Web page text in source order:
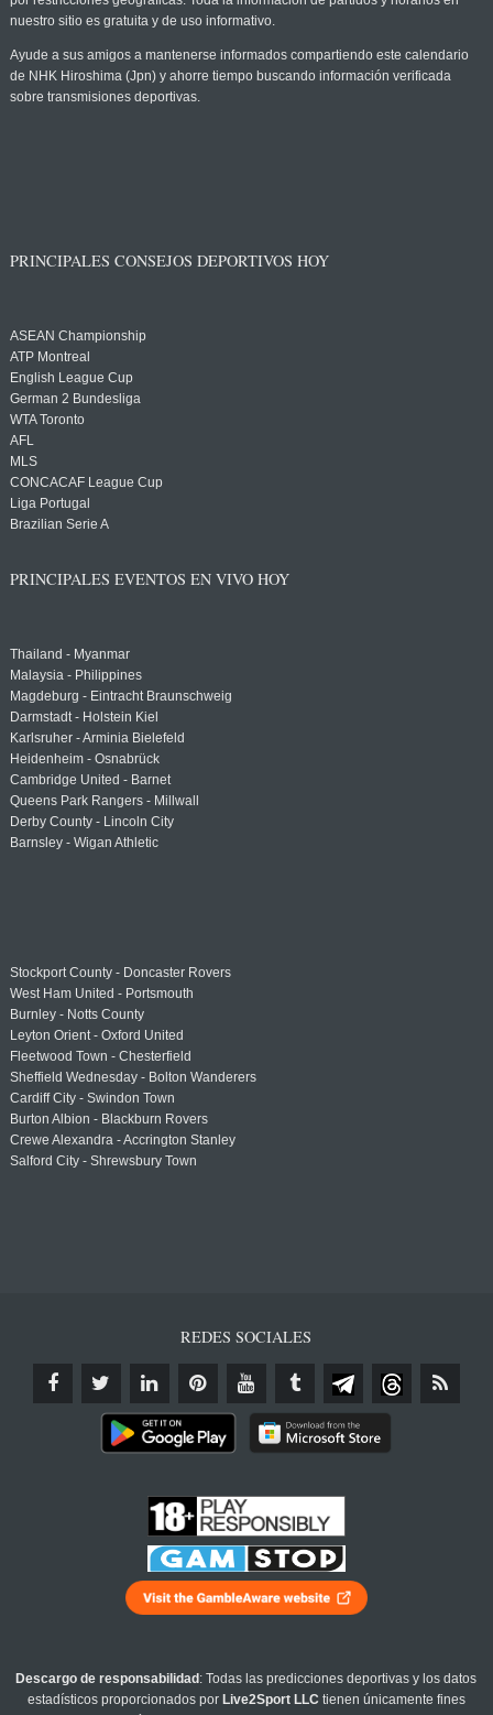
nuestro sitio es gratuita y de uso informativo.
Ayude a sus amigos a mantenerse informados compartiendo este calendario
de NHK Hiroshima (Jpn) y ahorre tiempo buscando información verificada
sobre transmisiones deportivas.
PRINCIPALES CONSEJOS DEPORTIVOS HOY
ASEAN Championship
ATP Montreal
English League Cup
German 2 Bundesliga
WTA Toronto
AFL
MLS
CONCACAF League Cup
Liga Portugal
Brazilian Serie A
PRINCIPALES EVENTOS EN VIVO HOY
Thailand - Myanmar
Malaysia - Philippines
Magdeburg - Eintracht Braunschweig
Darmstadt - Holstein Kiel
Karlsruher - Arminia Bielefeld
Heidenheim - Osnabrück
Cambridge United - Barnet
Queens Park Rangers - Millwall
Derby County - Lincoln City
Barnsley - Wigan Athletic
Stockport County - Doncaster Rovers
West Ham United - Portsmouth
Burnley - Notts County
Leyton Orient - Oxford United
Fleetwood Town - Chesterfield
Sheffield Wednesday - Bolton Wanderers
Cardiff City - Swindon Town
Burton Albion - Blackburn Rovers
Crewe Alexandra - Accrington Stanley
Salford City - Shrewsbury Town
REDES SOCIALES
Descargo de responsabilidad : Todas las predicciones deportivas y los datos
estadísticos proporcionados por Live2Sport LLC tienen únicamente fines